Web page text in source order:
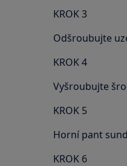
KROK 3
Odšroubujte
KROK 4
Vyšroubujte
KROK 5
Horní pant
KROK 6